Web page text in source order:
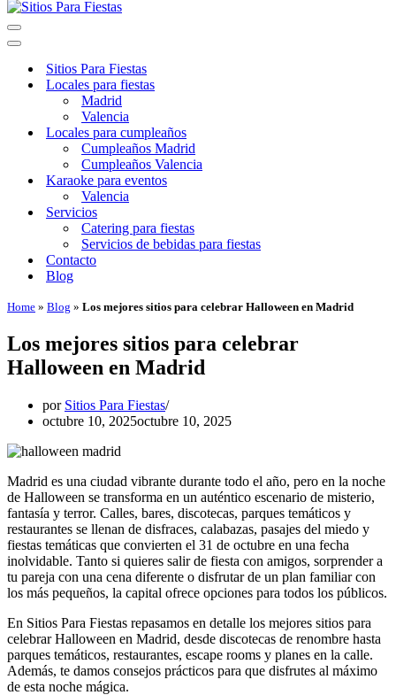
Menú
de
Menú
navegaciónSitios Para Fiestas
Locales para fiestas
Madrid
Valencia
Locales para cumpleaños
Cumpleaños Madrid
Cumpleaños Valencia
Karaoke para eventos
Valencia
Servicios
Catering para fiestas
Servicios de bebidas para fiestas
Contacto
Blog
Home » Blog » Los mejores sitios para celebrar Halloween en Madrid
Los mejores sitios para celebrar
Halloween en Madrid
por Sitios Para Fiestas
octubre 10, 2025octubre 10, 2025
Madrid es una ciudad vibrante durante todo el año, pero en la noche
de Halloween se transforma en un auténtico escenario de misterio,
fantasía y terror. Calles, bares, discotecas, parques temáticos y
restaurantes se llenan de disfraces, calabazas, pasajes del miedo y
fiestas temáticas que convierten el 31 de octubre en una fecha
inolvidable. Tanto si quieres salir de fiesta con amigos, sorprender a
tu pareja con una cena diferente o disfrutar de un plan familiar con
los más pequeños, la capital ofrece opciones para todos los públicos.
En Sitios Para Fiestas repasamos en detalle los mejores sitios para
celebrar Halloween en Madrid, desde discotecas de renombre hasta
parques temáticos, restaurantes, escape rooms y planes en la calle.
Además, te damos consejos prácticos para que disfrutes al máximo
de esta noche mágica.